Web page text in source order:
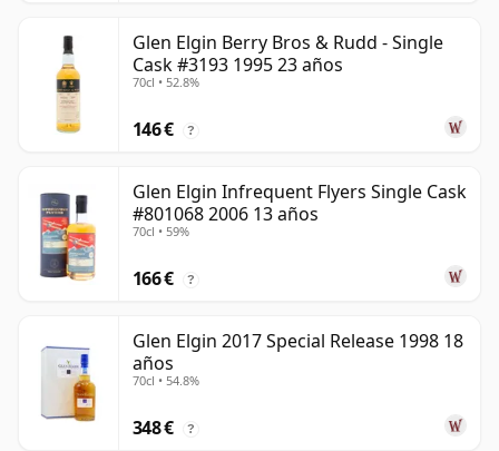
Glen Elgin Berry Bros & Rudd - Single
Cask #3193 1995 23 años
70cl • 52.8%
146 € ?
Glen Elgin Infrequent Flyers Single Cask
#801068 2006 13 años
70cl • 59%
166 € ?
Glen Elgin 2017 Special Release 1998 18
años
70cl • 54.8%
348 € ?